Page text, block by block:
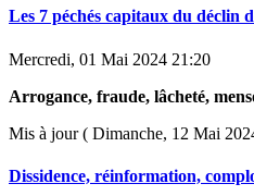
Les 7 péchés capitaux du déclin
Mercredi, 01 Mai 2024 21:20
Arrogance, fraude, lâcheté,
Mis à jour ( Dimanche, 12 Mai
Dissidence, réinformation,